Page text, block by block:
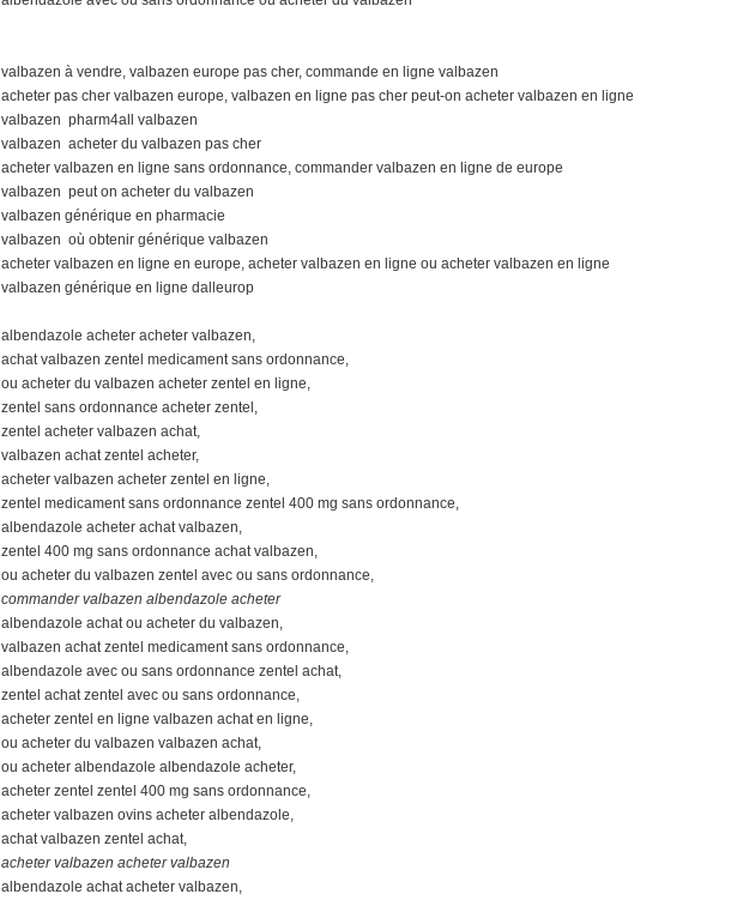
valbazen à vendre, valbazen europe pas cher, commande en ligne valbazen
acheter pas cher valbazen europe, valbazen en ligne pas cher peut-on acheter valbazen en ligne
valbazen pharm4all valbazen
valbazen acheter du valbazen pas cher
acheter valbazen en ligne sans ordonnance, commander valbazen en ligne de europe
valbazen peut on acheter du valbazen
valbazen générique en pharmacie
valbazen où obtenir générique valbazen
acheter valbazen en ligne en europe, acheter valbazen en ligne ou acheter valbazen en ligne
valbazen générique en ligne dalleurop
albendazole acheter acheter valbazen,
achat valbazen zentel medicament sans ordonnance,
ou acheter du valbazen acheter zentel en ligne,
zentel sans ordonnance acheter zentel,
zentel acheter valbazen achat,
valbazen achat zentel acheter,
acheter valbazen acheter zentel en ligne,
zentel medicament sans ordonnance zentel 400 mg sans ordonnance,
albendazole acheter achat valbazen,
zentel 400 mg sans ordonnance achat valbazen,
ou acheter du valbazen zentel avec ou sans ordonnance,
commander valbazen albendazole acheter
albendazole achat ou acheter du valbazen,
valbazen achat zentel medicament sans ordonnance,
albendazole avec ou sans ordonnance zentel achat,
zentel achat zentel avec ou sans ordonnance,
acheter zentel en ligne valbazen achat en ligne,
ou acheter du valbazen valbazen achat,
ou acheter albendazole albendazole acheter,
acheter zentel zentel 400 mg sans ordonnance,
acheter valbazen ovins acheter albendazole,
achat valbazen zentel achat,
acheter valbazen acheter valbazen
albendazole achat acheter valbazen,